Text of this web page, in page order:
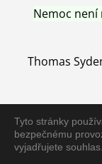
Tyto stránky
bezpečnému
vyjadřujete souhlas.
Nemoc není
Thomas
Nemoc je